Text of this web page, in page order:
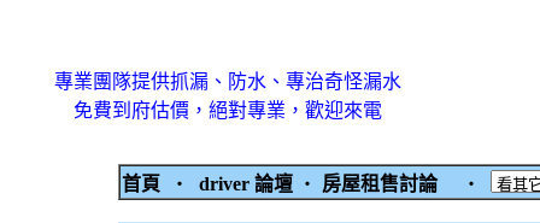
專業團隊提供抓漏、防水、專治奇怪漏水
免費到府估價，絕對專業，歡迎來電
首頁 ‧ driver 論壇 ‧ 房屋租售討論 ‧